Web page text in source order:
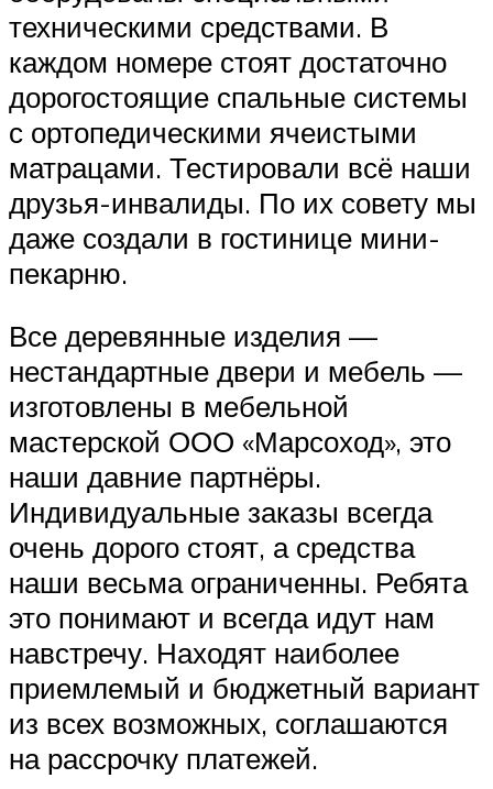
техническими средствами. В
каждом номере стоят достаточно
дорогостоящие спальные системы
с ортопедическими ячеистыми
матрацами. Тестировали всё наши
друзья-инвалиды. По их совету мы
даже создали в гостинице мини-
пекарню.
Все деревянные изделия —
нестандартные двери и мебель —
изготовлены в мебельной
мастерской ООО «Марсоход», это
наши давние партнёры.
Индивидуальные заказы всегда
очень дорого стоят, а средства
наши весьма ограниченны. Ребята
это понимают и всегда идут нам
навстречу. Находят наиболее
приемлемый и бюджетный вариант
из всех возможных, соглашаются
на рассрочку платежей.